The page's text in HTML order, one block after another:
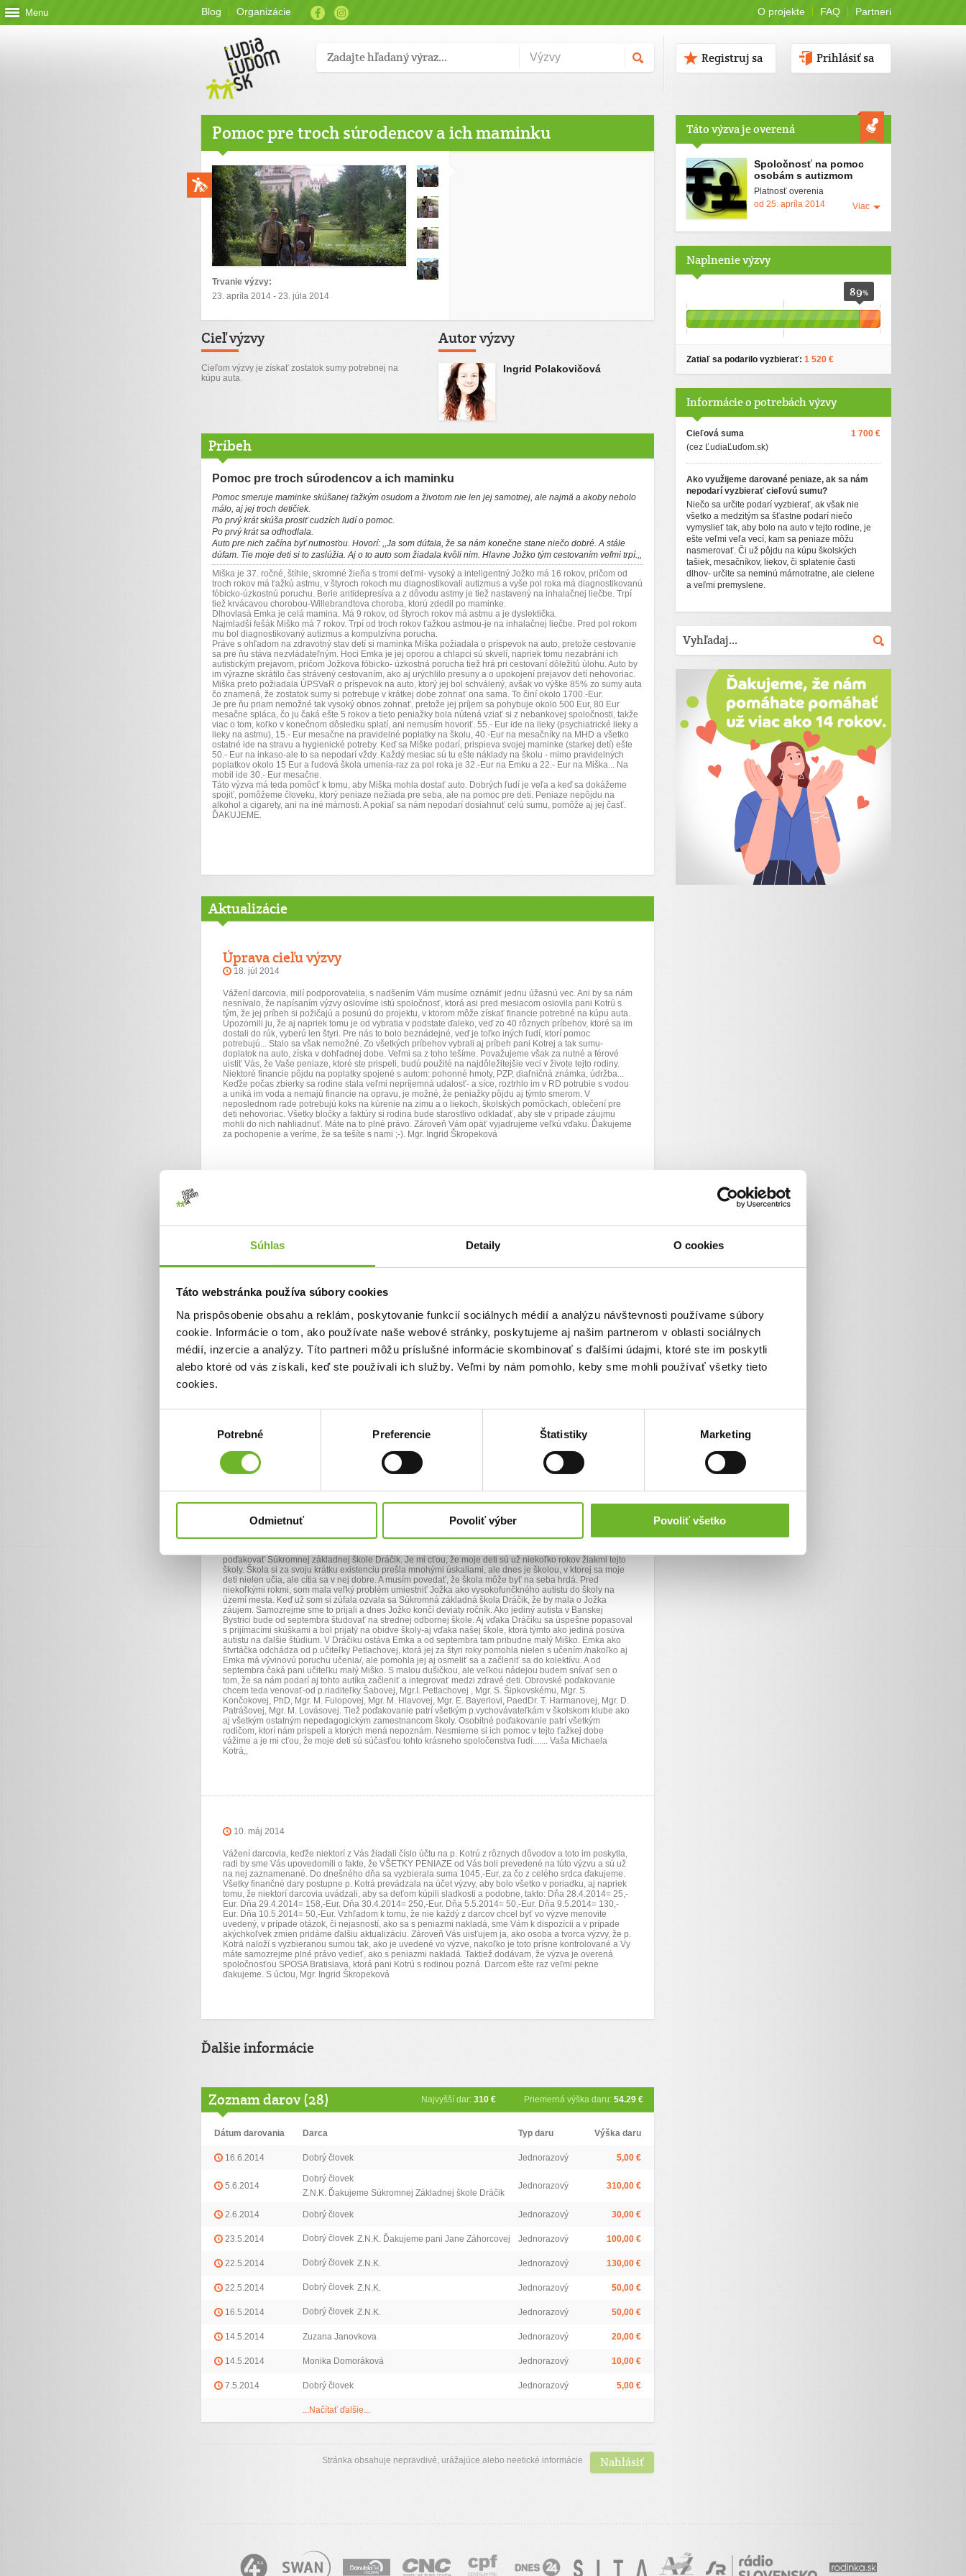
Súhlas Detaily O cookies
Táto webstránka používa súbory cookies
Na prispôsobenie obsahu a reklám, poskytovanie funkcií sociálnych médií a analýzu návštevnosti používame súbory
cookie. Informácie o tom, ako používate naše webové stránky, poskytujeme aj našim partnerom v oblasti sociálnych
médií, inzercie a analýzy. Títo partneri môžu príslušné informácie skombinovať s ďalšími údajmi, ktoré ste im poskytli
alebo ktoré od vás získali, keď ste používali ich služby. Veľmi by nám pomohlo, keby sme mohli používať všetky tieto
cookies.
Potrebné Preferencie Štatistiky Marketing
Odmietnuť Povoliť výber Povoliť všetko
Menu Blog Organizácie O projekte FAQ Partneri
Prihlásiť sa
Registruj sa
Pomoc pre troch súrodencov a ich maminku
Trvanie výzvy:
23. apríla 2014 - 23. júla 2014
Cieľ výzvy
Cieľom výzvy je získať zostatok sumy potrebnej na
kúpu auta.
Autor výzvy
Ingrid Polakovičová
Príbeh
Pomoc pre troch súrodencov a ich maminku
Pomoc smeruje maminke skúšanej ťažkým osudom a životom nie len jej samotnej, ale najmä a akoby nebolo
málo, aj jej troch detičiek.
Po prvý krát skúša prosiť cudzích ľudí o pomoc.
Po prvý krát sa odhodlala.
Auto pre nich začína byť nutnosťou. Hovorí: ,,Ja som dúfala, že sa nám konečne stane niečo dobré. A stále
dúfam. Tie moje deti si to zaslúžia. Aj o to auto som žiadala kvôli nim. Hlavne Jožko tým cestovaním veľmi trpí.,,
Miška je 37. ročné, štíhle, skromné žieňa s tromi deťmi- vysoký a inteligentný Jožko má 16 rokov, pričom od
troch rokov má ťažkú astmu, v štyroch rokoch mu diagnostikovali autizmus a vyše pol roka má diagnostikovanú
fóbicko-úzkostnú poruchu. Berie antidepresíva a z dôvodu astmy je tiež nastavený na inhalačnej liečbe. Trpí
tiež krvácavou chorobou-Willebrandtova choroba, ktorú zdedil po maminke.
Dlhovlasá Emka je celá mamina. Má 9 rokov, od štyroch rokov má astmu a je dyslektička.
Najmladší fešák Miško má 7 rokov. Trpí od troch rokov ťažkou astmou-je na inhalačnej liečbe. Pred pol rokom
mu bol diagnostikovaný autizmus a kompulzívna porucha.
Práve s ohľadom na zdravotný stav detí si maminka Miška požiadala o príspevok na auto, pretože cestovanie
sa pre ňu stáva nezvládateľným. Hoci Emka je jej oporou a chlapci sú skvelí, napriek tomu nezabráni ich
autistickým prejavom, pričom Jožkova fóbicko- úzkostná porucha tiež hrá pri cestovaní dôležitú úlohu. Auto by
im výrazne skrátilo čas strávený cestovaním, ako aj urýchlilo presuny a o upokojení prejavov detí nehovoriac.
Miška preto požiadala ÚPSVaR o príspevok na auto, ktorý jej bol schválený, avšak vo výške 85% zo sumy auta
čo znamená, že zostatok sumy si potrebuje v krátkej dobe zohnať ona sama. To činí okolo 1700.-Eur.
Je pre ňu priam nemožné tak vysoký obnos zohnať, pretože jej príjem sa pohybuje okolo 500 Eur, 80 Eur
mesačne spláca, čo ju čaká ešte 5 rokov a tieto peniažky bola nútená vziať si z nebankovej spoločnosti, takže
viac o tom, koľko v konečnom dôsledku splatí, ani nemusím hovoriť. 55.- Eur ide na lieky (psychiatrické lieky a
lieky na astmu), 15.- Eur mesačne na pravidelné poplatky na školu, 40.-Eur na mesačníky na MHD a všetko
ostatné ide na stravu a hygienické potreby. Keď sa Miške podarí, prispieva svojej maminke (starkej detí) ešte
50.- Eur na inkaso-ale to sa nepodarí vždy. Každý mesiac sú tu ešte náklady na školu - mimo pravidelných
poplatkov okolo 15 Eur a ľudová škola umenia-raz za pol roka je 32.-Eur na Emku a 22.- Eur na Miška... Na
mobil ide 30.- Eur mesačne.
Táto výzva má teda pomôcť k tomu, aby Miška mohla dostať auto. Dobrých ľudí je veľa a keď sa dokážeme
spojiť, pomôžeme človeku, ktorý peniaze nežiada pre seba, ale na pomoc pre deti. Peniaze nepôjdu na
alkohol a cigarety, ani na iné márnosti. A pokiaľ sa nám nepodarí dosiahnuť celú sumu, pomôže aj jej časť.
ĎAKUJEME.
Aktualizácie
Úprava cieľu výzvy
18. júl 2014
Vážení darcovia, milí podporovatelia, s nadšením Vám musíme oznámiť jednu úžasnú vec. Ani by sa nám
nesnívalo, že napísaním výzvy oslovíme istú spoločnosť, ktorá asi pred mesiacom oslovila pani Kotrú s
tým, že jej príbeh si požičajú a posunú do projektu, v ktorom môže získať financie potrebné na kúpu auta.
Upozornili ju, že aj napriek tomu je od vybratia v podstate ďaleko, veď zo 40 rôznych príbehov, ktoré sa im
dostali do rúk, vyberú len štyri. Pre nás to bolo beznádejné, veď je toľko iných ľudí, ktorí pomoc
potrebujú... Stalo sa však nemožné. Zo všetkých príbehov vybrali aj príbeh pani Kotrej a tak sumu-
doplatok na auto, získa v dohľadnej dobe. Veľmi sa z toho tešíme. Považujeme však za nutné a férové
uistiť Vás, že Vaše peniaze, ktoré ste prispeli, budú použité na najdôležitejšie veci v živote tejto rodiny.
Niektoré financie pôjdu na poplatky spojené s autom: pohonné hmoty, PZP, diaľničná známka, údržba...
Keďže počas zbierky sa rodine stala veľmi nepríjemná udalosť- a síce, roztrhlo im v RD potrubie s vodou
a uniká im voda a nemajú financie na opravu, je možné, že peniažky pôjdu aj týmto smerom. V
neposlednom rade potrebujú koks na kúrenie na zimu a o liekoch, školských pomôckach, oblečení pre
deti nehovoriac. Všetky bločky a faktúry si rodina bude starostlivo odkladať, aby ste v prípade záujmu
mohli do nich nahliadnuť. Máte na to plné právo. Zároveň Vám opäť vyjadrujeme veľkú vďaku. Ďakujeme
za pochopenie a veríme, že sa tešíte s nami ;-). Mgr. Ingrid Škropeková
2. jún 2014
Vážení darcovia, milí podporovatelia, dovoľte mi upresniť Vám podľa najnovších info, ako na tom s
UPSVaR k dispozícii ešte nie je a nepoznáme výšku poskytnutej sumy, táto bude použitá na kúpu liekov,
auto, či na pohonné hmoty. S úctou, Škropeková I.
24. máj 2014
Vážení darcovia, milí podporovatelia, všetci ľudia s dobrými srdiečkami, radi by sme sa Vám všetkým
poďakovali za všetky peňažné i nepeňažné dary, slová podpory, pozitívnu energiu, zdieľanie tejto výzvy a
jednoducho, za všetko dobré... Výzva sa nám nádherne napĺňa, dokonca sme si to ani tak skvele
nepredstavovali. :-) Aj napriek tomu, že sa nám sem tam ktosi vyhrážal, snažil sa túto rodinku
zdiskreditovať, pričom sa neštítil mne vypisovať maily a dokonca vyvolávať na mobil, nezľakli sme sa a
na dve stredné školy, patril medzi najúspešnejších uchádzačov o štúdium... Miško sa chystá do školy, má
hm... jednoduché. Nie, jednoduché to nie je, avšak s Vašou podporou a darmi a dobrými srdiečkami, je to
celé také... znesiteľnejšie. A najlepšie je, že vidíme svetielko na konci tunela. S pozdravom a želaním, aby
ste aj Vy boli obklopení takými dobrými ľuďmi, akými sme obklopení my.... Ingrid Škropeková A ešte pár
poďakovať Súkromnej základnej škole Dráčik. Je mi cťou, že moje deti sú už niekoľko rokov žiakmi tejto
školy. Škola si za svoju krátku existenciu prešla mnohými úskaliami, ale dnes je školou, v ktorej sa moje
deti nielen učia, ale cítia sa v nej dobre. A musím povedať, že škola môže byť na seba hrdá. Pred
niekoľkými rokmi, som mala veľký problém umiestniť Jožka ako vysokofunčkného autistu do školy na
území mesta. Keď už som si zúfala ozvala sa Súkromná základná škola Dráčik, že by mala o Jožka
záujem. Samozrejme sme to prijali a dnes Jožko končí deviaty ročník. Ako jediný autista v Banskej
Bystrici bude od septembra študovať na strednej odbornej škole. Aj vďaka Dráčiku sa úspešne popasoval
s prijímacími skúškami a bol prijatý na obidve školy-aj vďaka našej škole, ktorá týmto ako jediná posúva
autistu na ďalšie štúdium. V Dráčiku ostáva Emka a od septembra tam pribudne malý Miško. Emka ako
štvrtáčka odchádza od p.učiteľky Petlachovej, ktorá jej za štyri roky pomohla nielen s učením /nakoľko aj
Emka má vývinovú poruchu učenia/, ale pomohla jej aj osmeliť sa a začleniť sa do kolektívu. A od
septembra čaká pani učiteľku malý Miško. S malou dušičkou, ale veľkou nádejou budem snívať sen o
tom, že sa nám podarí aj tohto autíka začleniť a integrovať medzi zdravé deti. Obrovské poďakovanie
chcem teda venovať-od p.riaditeľky Šabovej, Mgr.I. Petlachovej , Mgr. S. Šipkovskému, Mgr. S.
Končokovej, PhD, Mgr. M. Fulopovej, Mgr. M. Hlavovej, Mgr. E. Bayerlovi, PaedDr. T. Harmanovej, Mgr. D.
Patrášovej, Mgr. M. Lovásovej. Tiež poďakovanie patrí všetkým p.vychovávateľkám v školskom klube ako
aj všetkým ostatným nepedagogickým zamestnancom školy. Osobitné poďakovanie patrí všetkým
rodičom, ktorí nám prispeli a ktorých mená nepoznám. Nesmierne si ich pomoc v tejto ťažkej dobe
vážime a je mi cťou, že moje deti sú súčasťou tohto krásneho spoločenstva ľudí....... Vaša Michaela
Kotrá,,
10. máj 2014
Vážení darcovia, keďže niektorí z Vás žiadali číslo účtu na p. Kotrú z rôznych dôvodov a toto im poskytla,
radi by sme Vás upovedomili o fakte, že VŠETKY PENIAZE od Vás boli prevedené na túto výzvu a sú už
na nej zaznamenané. Do dnešného dňa sa vyzbierala suma 1045,-Eur, za čo z celého srdca ďakujeme.
Všetky finančné dary postupne p. Kotrá prevádzala na účet výzvy, aby bolo všetko v poriadku, aj napriek
tomu, že niektorí darcovia uvádzali, aby sa deťom kúpili sladkosti a podobne, takto: Dňa 28.4.2014= 25,-
Eur. Dňa 29.4.2014= 158,-Eur. Dňa 30.4.2014= 250,-Eur. Dňa 5.5.2014= 50,-Eur. Dňa 9.5.2014= 130,-
Eur. Dňa 10.5.2014= 50,-Eur. Vzhľadom k tomu, že nie každý z darcov chcel byť vo výzve menovite
uvedený, v prípade otázok, či nejasností, ako sa s peniazmi nakladá, sme Vám k dispozícii a v prípade
akýchkoľvek zmien pridáme ďalšiu aktualizáciu. Zároveň Vás uisťujem ja, ako osoba a tvorca výzvy, že p.
Kotrá naloží s vyzbieranou sumou tak, ako je uvedené vo výzve, nakoľko je toto prísne kontrolované a Vy
máte samozrejme plné právo vedieť, ako s peniazmi nakladá. Taktiež dodávam, že výzva je overená
spoločnosťou SPOSA Bratislava, ktorá pani Kotrú s rodinou pozná. Darcom ešte raz veľmi pekne
ďakujeme. S úctou, Mgr. Ingrid Škropeková
Ďalšie informácie
Zoznam darov (28) Najvyšší dar: 310 € Priemerná výška daru: 54.29 €
Dátum darovania Darca Typ daru Výška daru
16.6.2014 Dobrý človek Jednorazový 5,00 €
5.6.2014
Dobrý človek
Z.N.K. Ďakujeme Súkromnej Základnej škole Dráčik
Jednorazový 310,00 €
2.6.2014 Dobrý človek Jednorazový 30,00 €
23.5.2014 Dobrý človek Z.N.K. Ďakujeme pani Jane Záhorcovej Jednorazový 100,00 €
22.5.2014 Dobrý človek Z.N.K. Jednorazový 130,00 €
22.5.2014 Dobrý človek Z.N.K. Jednorazový 50,00 €
16.5.2014 Dobrý človek Z.N.K. Jednorazový 50,00 €
14.5.2014 Zuzana Janovkova Jednorazový 20,00 €
14.5.2014 Monika Domoráková Jednorazový 10,00 €
7.5.2014 Dobrý človek Jednorazový 5,00 €
...Načítať ďalšie...
Nahlásiť
Stránka obsahuje nepravdivé, urážajúce alebo neetické informácie
Táto výzva je overená
Spoločnosť na pomoc
osobám s autizmom
Platnosť overenia
od 25. apríla 2014
Viac
Naplnenie výzvy
89%
Zatiaľ sa podarilo vyzbierať: 1 520 €
Informácie o potrebách výzvy
Cieľová suma
(cez ĽudiaĽuďom.sk)
1 700 €
Ako využijeme darované peniaze, ak sa nám
nepodarí vyzbierať cieľovú sumu?
Niečo sa určite podarí vyzbierať, ak však nie
všetko a medzitým sa šťastne podarí niečo
vymyslieť tak, aby bolo na auto v tejto rodine, je
ešte veľmi veľa vecí, kam sa peniaze môžu
nasmerovať. Či už pôjdu na kúpu školských
tašiek, mesačníkov, liekov, či splatenie časti
dlhov- určite sa neminú márnotratne, ale cielene
a veľmi premyslene.